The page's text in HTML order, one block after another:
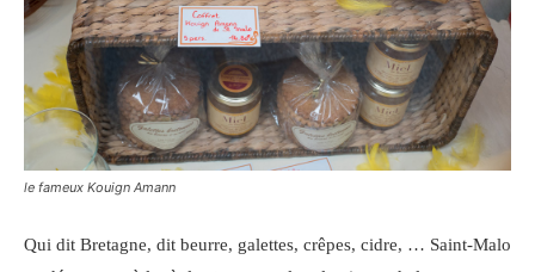
le fameux Kouign Amann
Qui dit Bretagne, dit beurre, galettes, crêpes, cidre, … Saint-Malo